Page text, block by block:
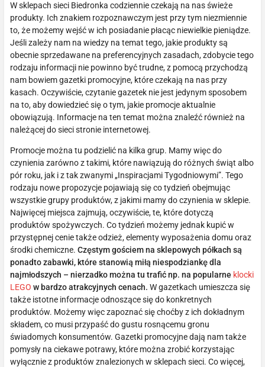
W sklepach sieci Biedronka codziennie czekają na nas świeże
produkty. Ich znakiem rozpoznawczym jest przy tym niezmiennie
to, że możemy wejść w ich posiadanie płacąc niewielkie pieniądze.
Jeśli zależy nam na wiedzy na temat tego, jakie produkty są
obecnie sprzedawane na preferencyjnych zasadach, zdobycie tego
rodzaju informacji nie powinno być trudne, z pomocą przychodzą
nam bowiem gazetki promocyjne, które czekają na nas przy
kasach. Oczywiście, czytanie gazetek nie jest jedynym sposobem
na to, aby dowiedzieć się o tym, jakie promocje aktualnie
obowiązują. Informacje na ten temat można znaleźć również na
należącej do sieci stronie internetowej.
Promocje można tu podzielić na kilka grup. Mamy więc do
czynienia zarówno z takimi, które nawiązują do różnych świąt albo
pór roku, jak i z tak zwanymi „Inspiracjami Tygodniowymi”. Tego
rodzaju nowe propozycje pojawiają się co tydzień obejmując
wszystkie grupy produktów, z jakimi mamy do czynienia w sklepie.
Najwięcej miejsca zajmują, oczywiście, te, które dotyczą
produktów spożywczych. Co tydzień możemy jednak kupić w
przystępnej cenie także odzież, elementy wyposażenia domu oraz
środki chemiczne. Częstym gościem na sklepowych półkach są
ponadto zabawki, które stanowią miłą niespodziankę dla
najmłodszych – nierzadko można tu trafić np. na popularne klocki
LEGO w bardzo atrakcyjnych cenach. W gazetkach umieszcza się
także istotne informacje odnoszące się do konkretnych
produktów. Możemy więc zapoznać się choćby z ich dokładnym
składem, co musi przypaść do gustu rosnącemu gronu
świadomych konsumentów. Gazetki promocyjne dają nam także
pomysły na ciekawe potrawy, które można zrobić korzystając
wyłącznie z produktów znalezionych w sklepach sieci. Co więcej,